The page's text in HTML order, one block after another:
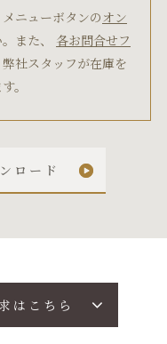
ニューボタンの オン
また、 各お問合せフ
社スタッフが在庫を
。
ロード
はこちら